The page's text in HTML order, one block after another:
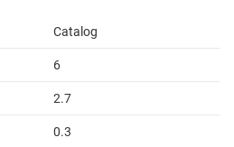
Catalog
6
2.7
0.3